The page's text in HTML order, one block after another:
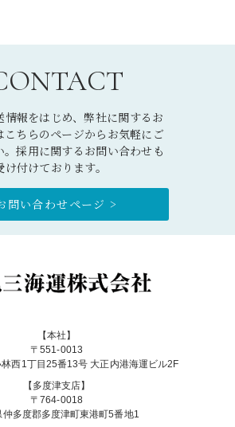
情報をはじめ、弊社に関するお
こちらのページからお気軽にご
。採用に関するお問い合わせも
け付けております。
問い合わせページ >
【本社】
〒551-0013
西1丁目25番13号 大正内港海運ビル2F
【多度津支店】
〒764-0018
仲多度郡多度津町東港町5番地1